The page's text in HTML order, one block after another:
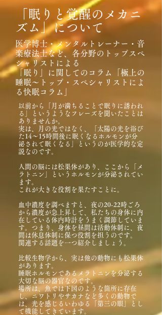
「眠りと覚醒のメカニ
ズム」について
医学博士・メンタルトレーナー・音
楽療法士など、各分野のトップスペ
シャリストによる
「眠り」に関してのコラム「極上の
睡眠～トップ・スペシャリストによ
る快眠コラム」
以前から「月が満ちることで眠りに誘われ
る」というようなフレーズを聞いたことは
ありませんか。
実は、月の光ではなく、「太陽の光を浴び
た14～15時間後に眠くなるホルモンが分
泌されて眠くなる」というのが医学的な定
説なのです。
人間の脳には松果体があり、ここから「メ
ラトニン」というホルモンが分泌されてい
ます。
これが大きな役割を果たすことに。
血中濃度を調べますと、夜の20-22時ごろ
から濃度が急上昇して、私たちの身体に内
在している体内時計をうまく調節していま
す。つまり、身体を昼間は活動体制に、夜
間は休息体制に保つ役割を担うのです。
関連する話題を一つ紹介しましょう。
比較生物学から、実は他の動物にも松果体
があります。
睡眠ホルモンであるメラトニンを分泌する
大切な脳の器官なのです。
場所は、魚では下図のような箇所に存在
し、ニワトリやサカナなど多くの動物で
は、光を感じるいわゆる「第三の眼」とし
て機能してきています。